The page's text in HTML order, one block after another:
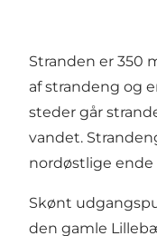
Stranden er 350
af strandeng og
steder går
vandet.
nordøstlige ende
Skønt
den gamle